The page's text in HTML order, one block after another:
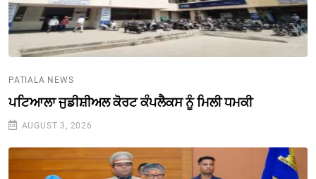
PATIALA NEWS
ਪਟਿਆਲਾ ਜੁਡੀਸ਼ੀਅਲ ਕੋਰਟ ਕੰਪਲੈਕਸ ਨੂੰ ਮਿਲੀ ਧਮਕੀ
AUGUST 3, 2026